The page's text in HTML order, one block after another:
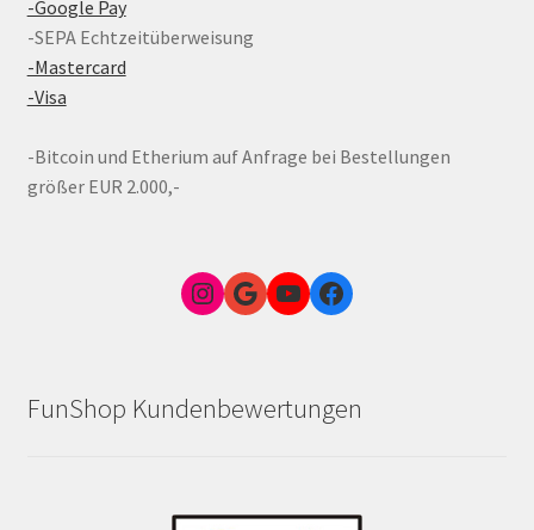
-Google Pay
-SEPA Echtzeitüberweisung
-Mastercard
-Visa
-Bitcoin und Etherium auf Anfrage bei Bestellungen
größer EUR 2.000,-
Instagram
Google Link zum FunShop WienYouTubeFacebook
FunShop Kundenbewertungen